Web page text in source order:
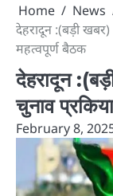
Home
News
देहरादून :(बड़ी
महत्वपूर्ण बैठक
देहरादून
चुनाव
February 8,